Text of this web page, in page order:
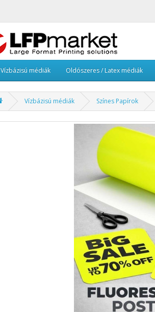
Vízbázisú médiák Oldószeres / Latex médiák
Vízbázisú médiák Színes Papírok